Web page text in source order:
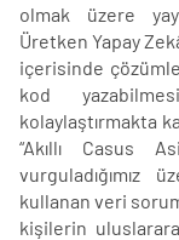
olmak üzere
Üretken Yapay
içerisinde
kod
kolaylaştırmakta
“Akıllı Casus
vurguladığımız
kullanan veri
kişilerin